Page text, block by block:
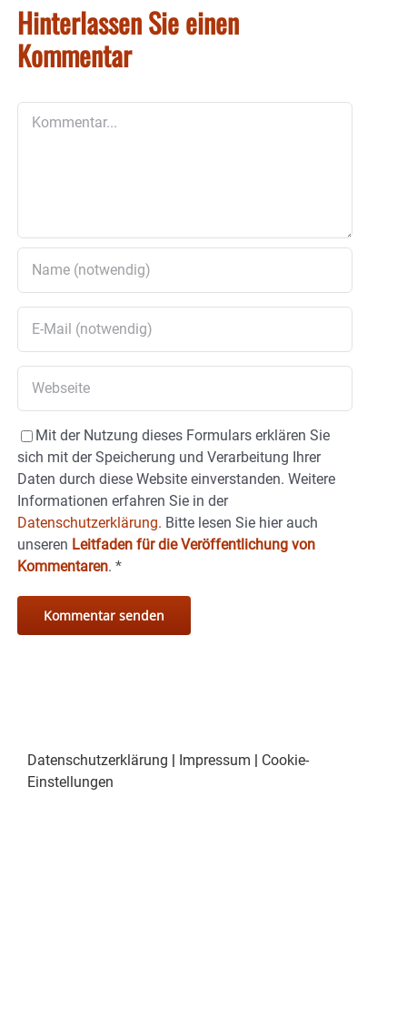
Hinterlassen Sie einen
Kommentar
Mit der Nutzung dieses Formulars erklären Sie
sich mit der Speicherung und Verarbeitung Ihrer
Daten durch diese Website einverstanden. Weitere
Informationen erfahren Sie in der
Datenschutzerklärung. Bitte lesen Sie hier auch
unseren Leitfaden für die Veröffentlichung von
Kommentaren. *
Datenschutzerklärung | Impressum | Cookie-
Einstellungen